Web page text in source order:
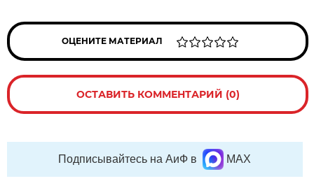
ОЦЕНИТЕ МАТЕРИАЛ
ОСТАВИТЬ КОММЕНТАРИЙ (0)
Подписывайтесь на АиФ в MAX